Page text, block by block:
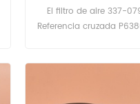
El filtro de aire 337-
Referencia cruzada